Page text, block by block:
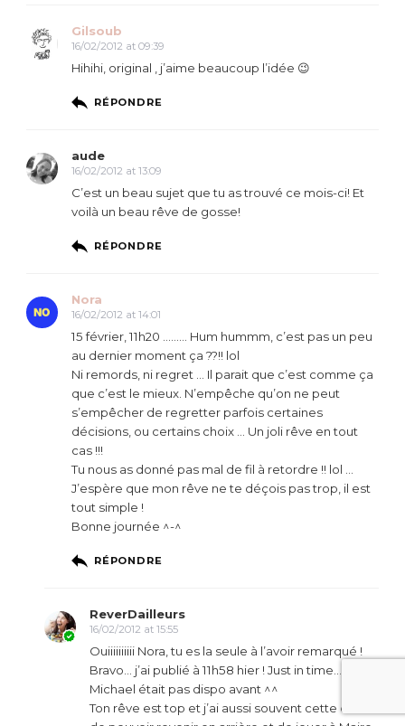
Gilsoub
16/02/2012 at 09:39
Hihihi, original , j’aime beaucoup l’idée 😉
RÉPONDRE
aude
16/02/2012 at 13:09
C’est un beau sujet que tu as trouvé ce mois-ci! Et
voilà un beau rêve de gosse!
RÉPONDRE
Nora
16/02/2012 at 14:01
15 février, 11h20 ……… Hum hummm, c’est pas un peu
au dernier moment ça ??!! lol
Ni remords, ni regret … Il parait que c’est comme ça
que c’est le mieux. N’empêche qu’on ne peut
s’empêcher de regretter parfois certaines
décisions, ou certains choix … Un joli rêve en tout
cas !!!
Tu nous as donné pas mal de fil à retordre !! lol …
J’espère que mon rêve ne te déçois pas trop, il est
tout simple !
Bonne journée ^-^
RÉPONDRE
ReverDailleurs
16/02/2012 at 15:55
Ouiiiiiiiiii Nora, tu es la seule à l’avoir remarqué !
Bravo… j’ai publié à 11h58 hier ! Just in time… mais
Michael était pas dispo avant ^^
Ton rêve est top et j’ai aussi souvent cette envie